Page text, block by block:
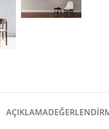
AÇIKLAMA